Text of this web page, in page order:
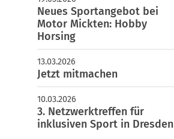
Neues Sportangebot bei
Motor Mickten: Hobby
Horsing
13.03.2026
Jetzt mitmachen
10.03.2026
3. Netzwerktreffen für
inklusiven Sport in Dresden
0351 84714 0
sv@motor-mickten.de